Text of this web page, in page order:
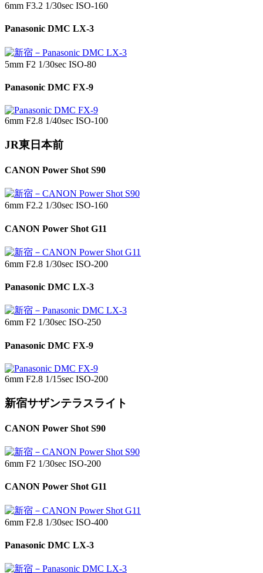
6mm F3.2 1/30sec ISO-160
Panasonic DMC LX-3
5mm F2 1/30sec ISO-80
Panasonic DMC FX-9
6mm F2.8 1/40sec ISO-100
JR東日本前
CANON Power Shot S90
6mm F2.2 1/30sec ISO-160
CANON Power Shot G11
6mm F2.8 1/30sec ISO-200
Panasonic DMC LX-3
6mm F2 1/30sec ISO-250
Panasonic DMC FX-9
6mm F2.8 1/15sec ISO-200
新宿サザンテラスライト
CANON Power Shot S90
6mm F2 1/30sec ISO-200
CANON Power Shot G11
6mm F2.8 1/30sec ISO-400
Panasonic DMC LX-3